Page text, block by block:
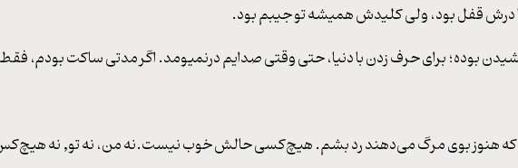
درش قفل بود، ولی کلیدش همیشه تو جیبم بود.
بوده؛ برای حرف زدن با دنیا، حتی وقتی صدایم درنمیومد. اگر مدتی ساکت بودم،
که هنوز بوی مرگ می‌دهند رد بشم. هیچ‌کسی حالش خوب نیست.نه من، نه تو, نه